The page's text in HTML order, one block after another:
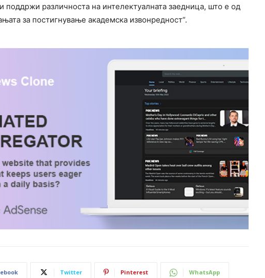
поддржи различноста на интелектуалната заедница, што е од
за постигнување академска извонредност“.
Twitter Pinterest WhatsApp